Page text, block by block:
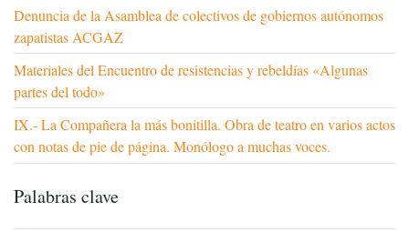
Denuncia de la Asamblea de colectivos de gobiernos autónomos
zapatistas ACGAZ
Materiales del Encuentro de resistencias y rebeldías «Algunas
partes del todo»
IX.- La Compañera la más bonitilla. Obra de teatro en varios actos
con notas de pie de página. Monólogo a muchas voces.
Palabras clave